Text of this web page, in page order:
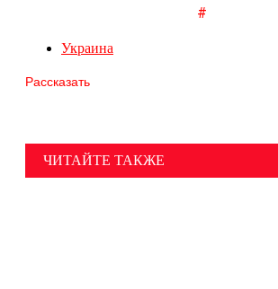
#
Украина
Рассказать
ЧИТАЙТЕ ТАКЖЕ